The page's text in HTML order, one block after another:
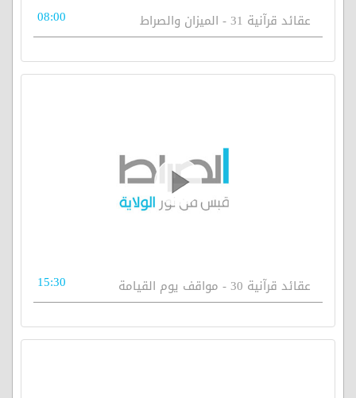
عقائد قرآنية 31 - الميزان والصراط 08:00
عقائد قرآنية 30 - مواقف يوم القيامة 15:30